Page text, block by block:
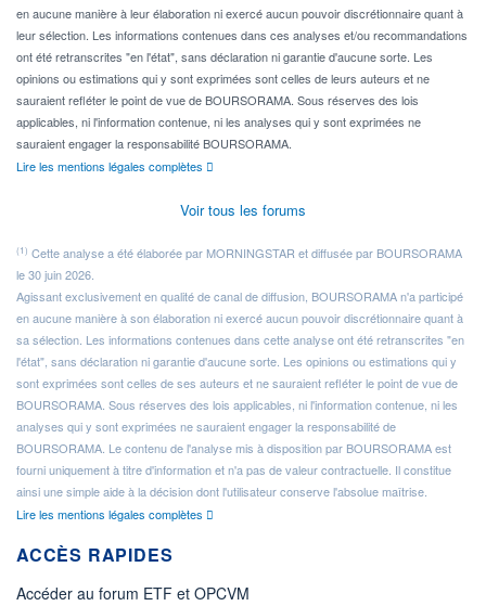
en aucune manière à leur élaboration ni exercé aucun pouvoir discrétionnaire quant à
leur sélection. Les informations contenues dans ces analyses et/ou recommandations
ont été retranscrites "en l'état", sans déclaration ni garantie d'aucune sorte. Les
opinions ou estimations qui y sont exprimées sont celles de leurs auteurs et ne
sauraient refléter le point de vue de BOURSORAMA. Sous réserves des lois
applicables, ni l'information contenue, ni les analyses qui y sont exprimées ne
sauraient engager la responsabilité BOURSORAMA.
Lire les mentions légales complètes
Voir tous les forums
(1) Cette analyse a été élaborée par MORNINGSTAR et diffusée par BOURSORAMA
le 30 juin 2026.
Agissant exclusivement en qualité de canal de diffusion, BOURSORAMA n'a participé
en aucune manière à son élaboration ni exercé aucun pouvoir discrétionnaire quant à
sa sélection. Les informations contenues dans cette analyse ont été retranscrites "en
l'état", sans déclaration ni garantie d'aucune sorte. Les opinions ou estimations qui y
sont exprimées sont celles de ses auteurs et ne sauraient refléter le point de vue de
BOURSORAMA. Sous réserves des lois applicables, ni l'information contenue, ni les
analyses qui y sont exprimées ne sauraient engager la responsabilité de
BOURSORAMA. Le contenu de l'analyse mis à disposition par BOURSORAMA est
fourni uniquement à titre d'information et n'a pas de valeur contractuelle. Il constitue
ainsi une simple aide à la décision dont l'utilisateur conserve l'absolue maîtrise.
Lire les mentions légales complètes
ACCÈS RAPIDES
Accéder au forum ETF et OPCVM